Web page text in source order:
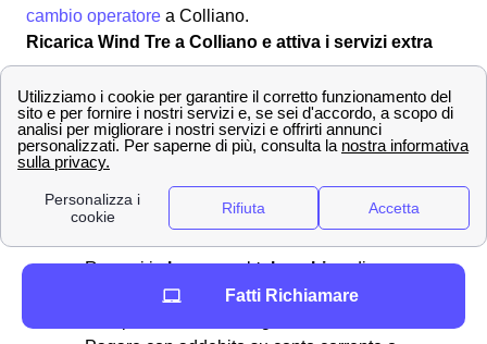
cambio operatore a Colliano.
Ricarica Wind Tre a Colliano e attiva i servizi extra
ricarica con Wind-Tre a Colliano
Ricaricareil proprio numero di telefono a Colliano
significa rimediare ad un credito residuo troppo basso o
inesistente sulla vostra sim Wind-Tre. Per effettuare una
ricarica si può:
Recarsi inbancao altabacchinodi
Fatti Richiamare